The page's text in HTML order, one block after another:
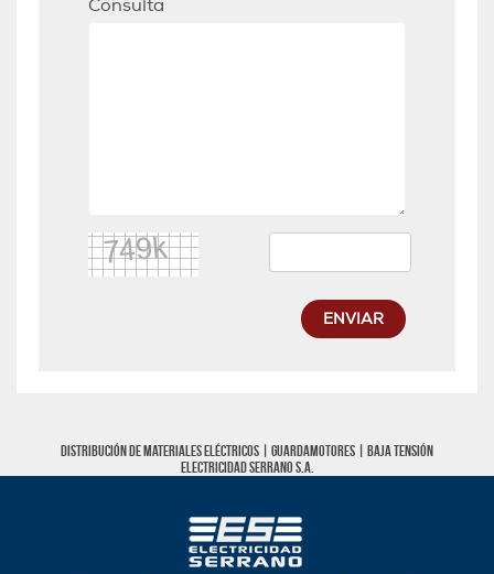
Consulta
ENVIAR
Distribución de materiales eléctricos | Guardamotores | Baja tensión
Electricidad Serrano S.A.